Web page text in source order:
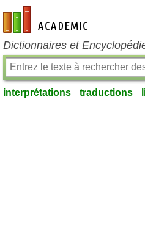
fr-academic.com
Dictionnaires et
interprétations traductions